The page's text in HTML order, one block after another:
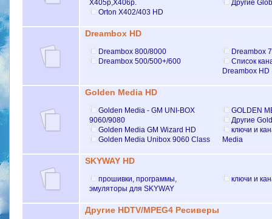
X405p,X406p.
Orton X402/403 HD
Другие
Dreambox HD
Dreambox 800/8000
Dreambox 500/500+/600
Dreambox
Список
Dreambox HD
Golden Media HD
Golden Media - GM UNI-BOX
9060/9080
Golden Media GM Wizard HD
Golden Media Unibox 9060 Class
GOLDEN
Другие
ключи и
Media
SKYWAY HD
прошивки, программы,
эмуляторы для SKYWAY
ключи и
Другие HDTV/MPEG4 Ресиверы